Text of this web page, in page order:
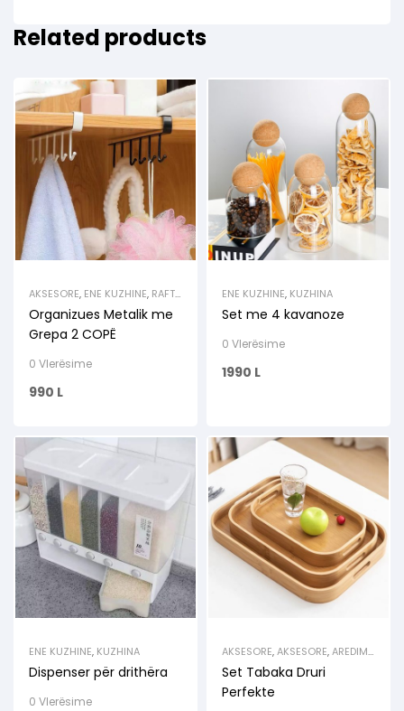
Related products
AKSESORE, ENE KUZHINE, RAFTE
& MBAJTESE
Organizues Metalik me
Grepa 2 COPË
0 Vlerësime
990 L
ENE KUZHINE, KUZHINA
Set me 4 kavanoze
0 Vlerësime
1990 L
ENE KUZHINE, KUZHINA
Dispenser për drithëra
0 Vlerësime
AKSESORE,AKSESORE,AREDIM
& DEKOR
ENE KUZHINE
MBAJTESE FRUTASH,
ORGANIZUESE
Set Tabaka Druri
Perfekte